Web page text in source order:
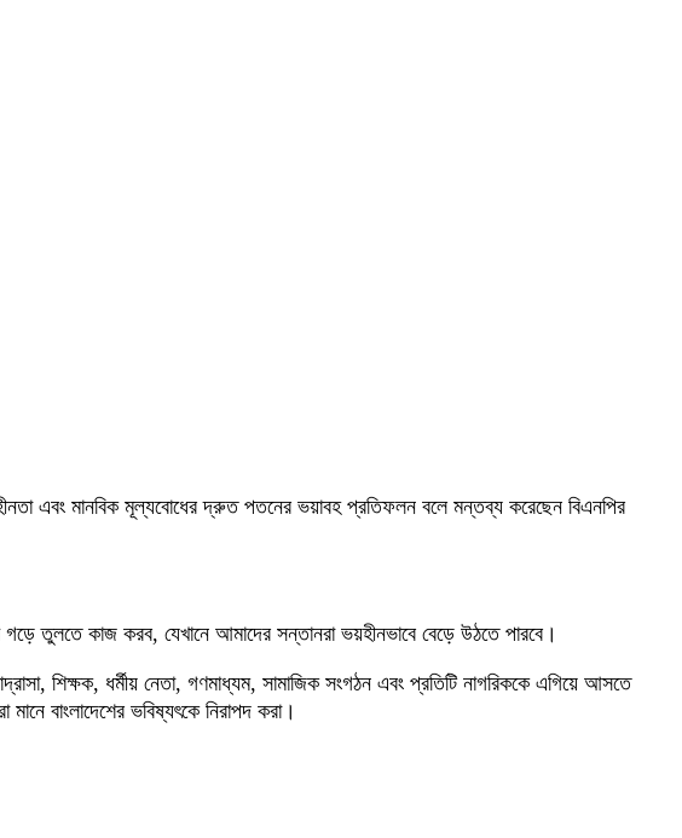
এবং মানবিক মূল্যবোধের দ্রুত পতনের ভয়াবহ প্রতিফলন বলে মন্তব্য করেছেন বিএনপির
গড়ে তুলতে কাজ করব, যেখানে আমাদের সন্তানরা ভয়হীনভাবে বেড়ে উঠতে পারবে।
শিক্ষক, ধর্মীয় নেতা, গণমাধ্যম, সামাজিক সংগঠন এবং প্রতিটি নাগরিককে এগিয়ে আসতে
বাংলাদেশের ভবিষ্যৎকে নিরাপদ করা।